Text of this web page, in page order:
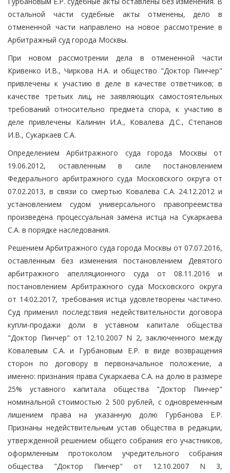
остальной части судебные акты отменены, дело в
отмененной части направлено на новое рассмотрение в
Арбитражный суд города Москвы.
При новом рассмотрении дела в отмененной части
Кривенко И.В., Чиркова Н.А. и общество "Доктор Пинчер"
привлечены к участию в деле в качестве ответчиков; в
качестве третьих лиц, не заявляющих самостоятельных
требований относительно предмета спора, к участию в
деле привлечены Калинин И.А., Ковалева Д.С., Степанов
И.В., Сукаркаев С.А.
Определением Арбитражного суда города Москвы от
19.06.2012, оставленным в силе постановлением
Федерального арбитражного суда Московского округа от
07.02.2013, в связи со смертью Ковалева С.А. 24.12.2012 и
установлением судом универсального правопреемства
произведена процессуальная замена истца на Сукаркаева
С.А. в порядке наследования.
Решением Арбитражного суда города Москвы от 07.07.2016,
оставленным без изменения постановлением Девятого
арбитражного апелляционного суда от 08.11.2016 и
постановлением Арбитражного суда Московского округа
от 14.02.2017, требования истца удовлетворены частично.
Суд применил последствия недействительности договора
купли-продажи доли в уставном капитале общества
"Доктор Пинчер" от 12.10.2007 N 2, заключенного между
Ковалевым С.А. и Гурбановым Е.Р. в виде возвращения
сторон по договору в первоначальное положение, а
именно: признания права Сукаркаева С.А. на долю в размере
25% уставного капитала общества "Доктор Пинчер"
номинальной стоимостью 2 500 рублей, с одновременным
лишением права на указанную долю Гурбанова Е.Р.
Признаны недействительным устав общества в редакции,
утвержденной решением общего собрания его участников,
оформленным протоколом учредительного собрания
общества "Доктор Пинчер" от 12.10.2007 N 3,